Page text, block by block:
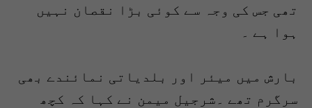
تھی جس کی وجہ سے کوئی بڑا نقصان نہیں
ہوا ہے ۔
بارش میں میئر اور بلدیاتی نمائندے بھی
سرگرم تھے ۔شرجیل میمن نے کہا کہ کچھ